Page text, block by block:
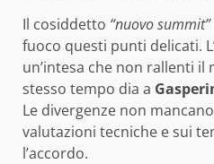
Il cosiddetto “nuovo summit”
fuoco questi punti delicati.
un’intesa che non rallenti il
stesso tempo dia a
Le divergenze non
valutazioni tecniche e sui
l’accordo.